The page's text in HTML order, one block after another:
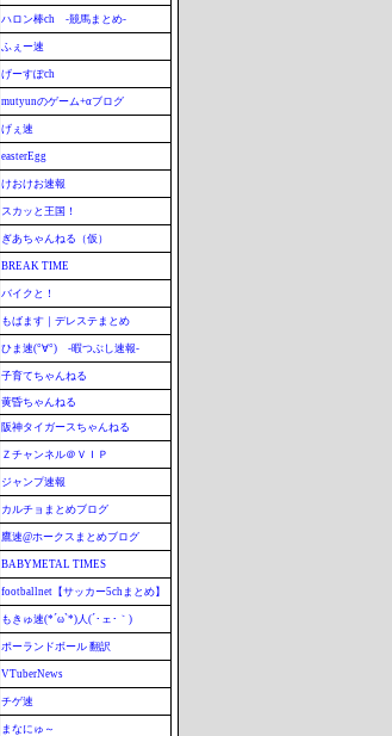
ハロン棒ch -競馬まとめ-
ふぇー速
げーすぽch
mutyunのゲーム+αブログ
げぇ速
easterEgg
けおけお速報
スカッと王国！
ぎあちゃんねる（仮）
BREAK TIME
バイクと！
もばます｜デレステまとめ
ひま速(°∀°) -暇つぶし速報-
子育てちゃんねる
黄昏ちゃんねる
阪神タイガースちゃんねる
Ｚチャンネル＠ＶＩＰ
ジャンプ速報
カルチョまとめブログ
鷹速@ホークスまとめブログ
BABYMETAL TIMES
footballnet【サッカー5chまとめ】
もきゅ速(*´ω`*)人(´･ェ･｀)
ポーランドボール 翻訳
VTuberNews
チゲ速
まなにゅ～